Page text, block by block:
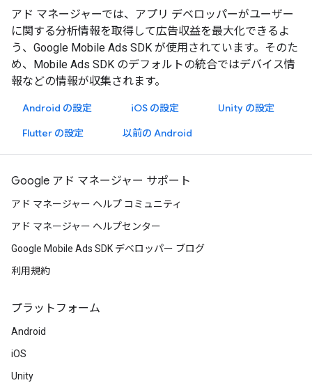
アド マネージャーでは、アプリ デベロッパーがユーザー
に関する分析情報を取得して広告収益を最大化できるよ
う、Google Mobile Ads SDK が使用されています。そのた
め、Mobile Ads SDK のデフォルトの統合ではデバイス情
報などの情報が収集されます。
Android の設定 iOS の設定
Unity の設定
Flutter の設定
以前の Android
Google アド マネージャー サポート
アド マネージャー ヘルプ コミュニティ
アド マネージャー ヘルプセンター
Google Mobile Ads SDK デベロッパー ブログ
利用規約
プラットフォーム
Android
iOS
Unity